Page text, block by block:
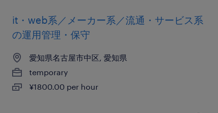
it・web系／メーカー系／流通・サービス系
の運用管理・保守
愛知県名古屋市中区, 愛知県
temporary
¥1800.00 per hour